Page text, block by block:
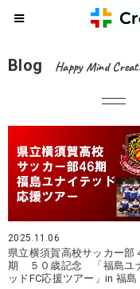
Blog Happy Mind
2025.11.06
県立横須賀高校サッカー部
期 ５０歳記念 「福島ユ
ッドFC応援ツアー」in 福島